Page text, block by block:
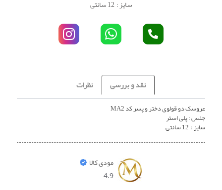
سایز : 12 سانتی
نقد و بررسی نظرات
عروسک دو قولوی دختر و پسر کد MA2
جنس : پلی استر
سایز : 12 سانتی
مودی کالا
4.9